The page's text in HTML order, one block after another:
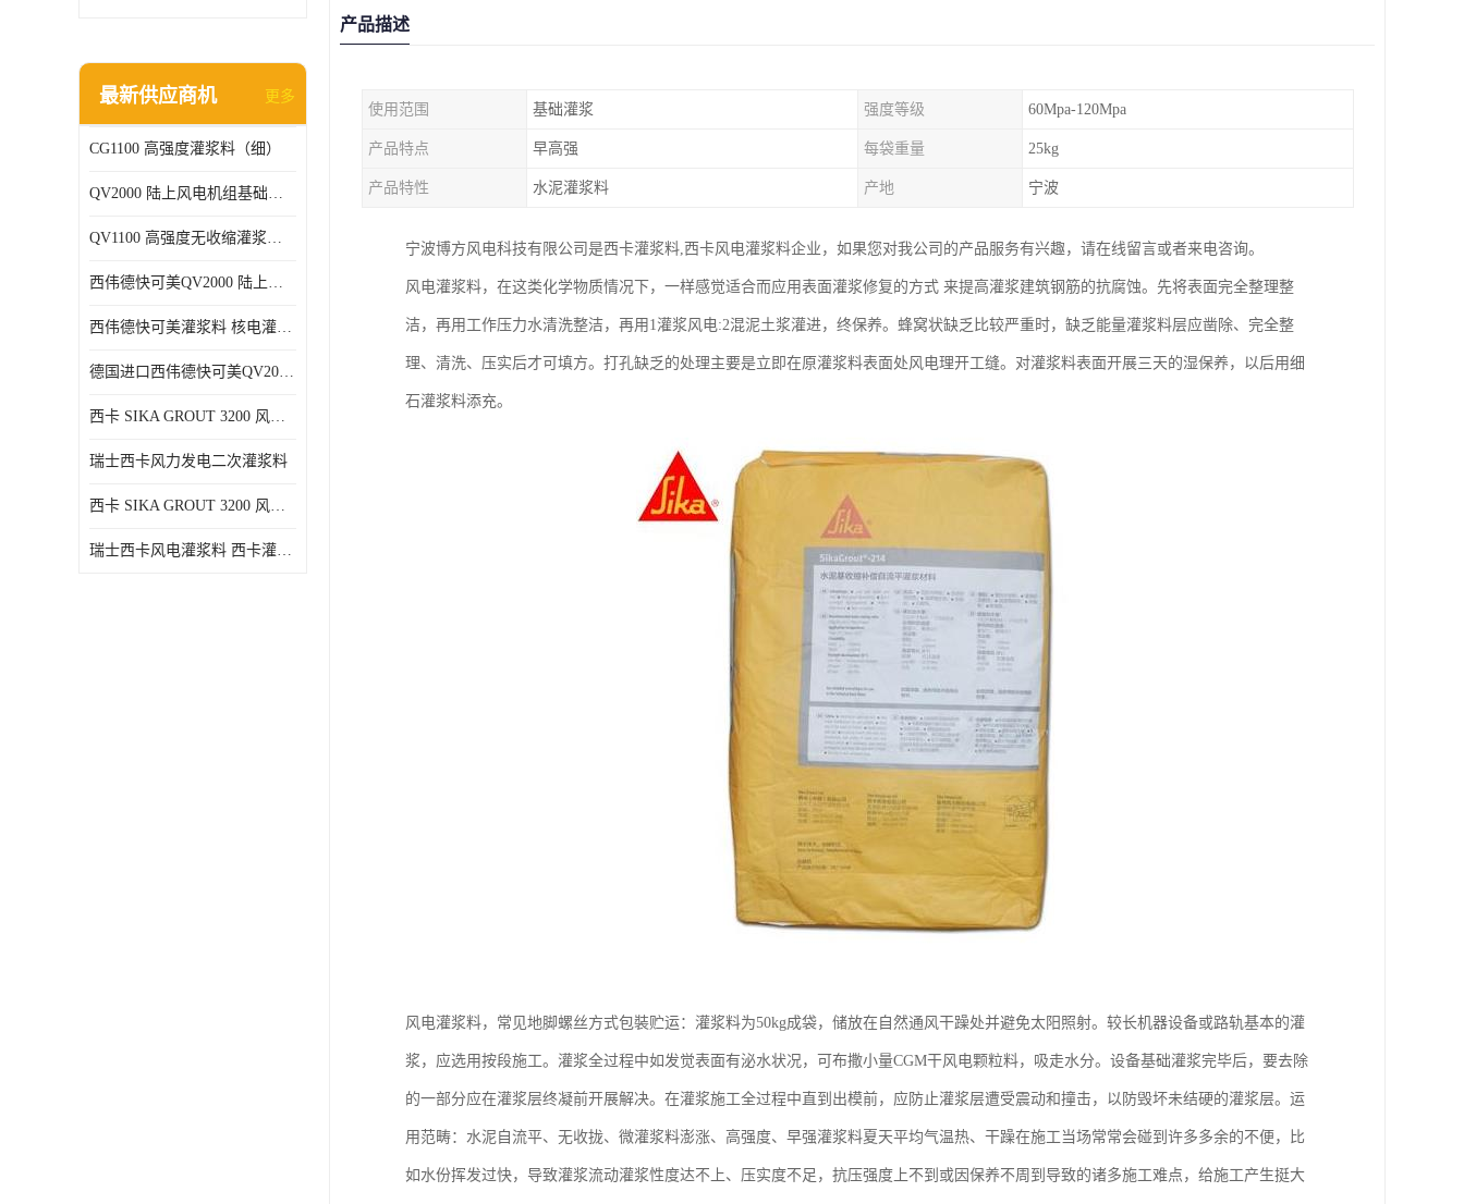
最新供应商机 更多
CG1100 高强度灌浆料（细）
QV2000 陆上风电机组基础灌浆砂浆
QV1100 高强度无收缩灌浆砂浆
西伟德快可美QV2000 陆上风电灌浆料 均匀、 流动度好、可泵送
西伟德快可美灌浆料 核电灌浆材料
德国进口西伟德快可美QV2000PLUS陆上风电灌浆料 优异耐疲劳性能
西卡 SIKA GROUT 3200 风电 灌浆料
瑞士西卡风力发电二次灌浆料
西卡 SIKA GROUT 3200 风电 灌浆料 214 灌浆料
瑞士西卡风电灌浆料 西卡灌浆料 西卡海上风电灌浆料 西卡灌浆料
产品描述
使用范围 基础灌浆 强度等级 60Mpa-120Mpa
产品特点 早高强 每袋重量 25kg
产品特性 水泥灌浆料 产地 宁波
宁波博方风电科技有限公司是西卡灌浆料,西卡风电灌浆料企业，如果您对我公司的产品服务有兴趣，请在线留言或者来电咨询。
风电灌浆料，在这类化学物质情况下，一样感觉适合而应用表面灌浆修复的方式 来提高灌浆建筑钢筋的抗腐蚀。先将表面完全整理整
洁，再用工作压力水清洗整洁，再用1灌浆风电:2混泥土浆灌进，终保养。蜂窝状缺乏比较严重时，缺乏能量灌浆料层应凿除、完全整
理、清洗、压实后才可填方。打孔缺乏的处理主要是立即在原灌浆料表面处风电理开工缝。对灌浆料表面开展三天的湿保养，以后用细
石灌浆料添充。
风电灌浆料，常见地脚螺丝方式包裝贮运：灌浆料为50kg成袋，储放在自然通风干躁处并避免太阳照射。较长机器设备或路轨基本的灌
浆，应选用按段施工。灌浆全过程中如发觉表面有泌水状况，可布撒小量CGM干风电颗粒料，吸走水分。设备基础灌浆完毕后，要去除
的一部分应在灌浆层终凝前开展解决。在灌浆施工全过程中直到出模前，应防止灌浆层遭受震动和撞击，以防毁坏未结硬的灌浆层。运
用范畴：水泥自流平、无收拢、微灌浆料澎涨、高强度、早强灌浆料夏天平均气温热、干躁在施工当场常常会碰到许多多余的不便，比
如水份挥发过快，导致灌浆流动灌浆性度达不上、压实度不足，抗压强度上不到或因保养不周到导致的诸多施工难点，给施工产生挺大